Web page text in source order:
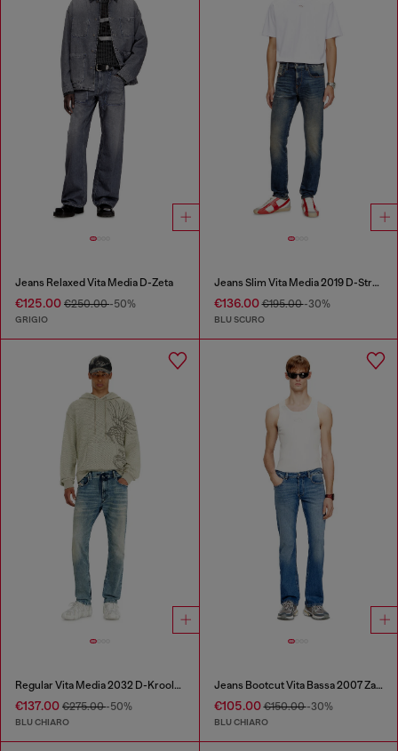
Jeans Relaxed Vita Media D-Zeta
€125.00 €250.00-50%
GRIGIO
Jeans Slim Vita Media 2019 D-Strukt
€136.00€195.00-30%
BLU SCURO
Regular Vita Media 2032 D-Krooley Joggjeans®
€137.00 €275.00-50%
BLU CHIARO
Jeans Bootcut Vita Bassa 2007 Zatiny
€105.00€150.00-30%
BLU CHIARO